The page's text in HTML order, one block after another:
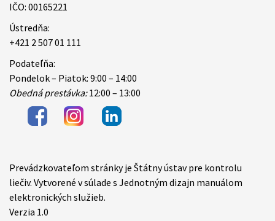
IČO: 00165221
Ústredňa:
+421 2 507 01 111
Podateľňa:
Pondelok – Piatok: 9:00 – 14:00
Obedná prestávka:12:00 – 13:00
Items
Prevádzkovateľom stránky je Štátny ústav pre kontrolu
liečiv. Vytvorené v súlade s Jednotným dizajn manuálom
elektronických služieb.
Verzia 1.0